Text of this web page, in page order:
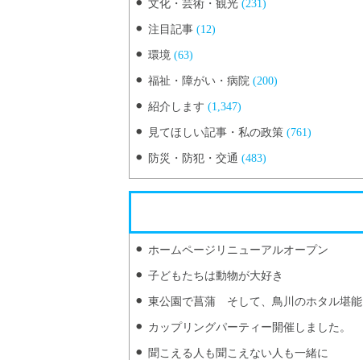
文化・芸術・観光 (231)
注目記事 (12)
環境 (63)
福祉・障がい・病院 (200)
紹介します (1,347)
見てほしい記事・私の政策 (761)
防災・防犯・交通 (483)
ホームページリニューアルオープン
子どもたちは動物が大好き
東公園で菖蒲 そして、鳥川のホタル堪能
カップリングパーティー開催しました。
聞こえる人も聞こえない人も一緒に